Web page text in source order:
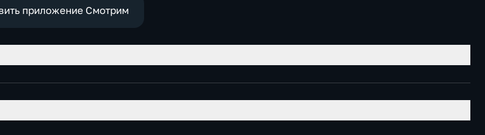
приложение Смотрим